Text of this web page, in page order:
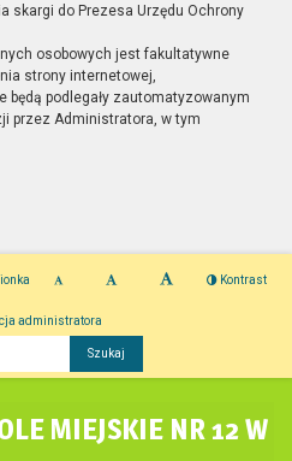
skargi do Prezesa Urzędu Ochrony
osobowych jest fakultatywne
strony internetowej,
będą podlegały zautomatyzowanym
przez Administratora, w tym
Kontrast
administratora
MIEJSKIE NR 12 W